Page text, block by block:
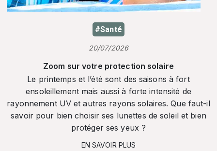
#Santé
20/07/2026
Zoom sur votre protection solaire
Le printemps et l’été sont des saisons à fort
ensoleillement mais aussi à forte intensité de
rayonnement UV et autres rayons solaires. Que faut-il
savoir pour bien choisir ses lunettes de soleil et bien
protéger ses yeux ?
EN SAVOIR PLUS